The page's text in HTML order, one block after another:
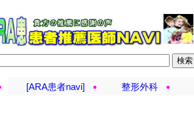
[ARA患者navi] 整形外科